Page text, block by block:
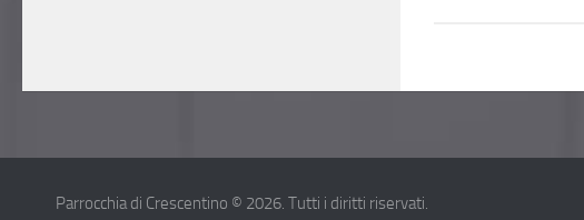
Parrocchia di Crescentino © 2026. Tutti i diritti riservati.